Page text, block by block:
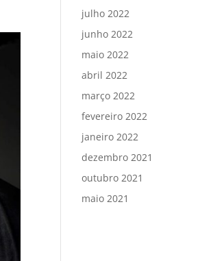
julho 2022
junho 2022
maio 2022
abril 2022
março 2022
fevereiro 2022
janeiro 2022
dezembro 2021
outubro 2021
maio 2021